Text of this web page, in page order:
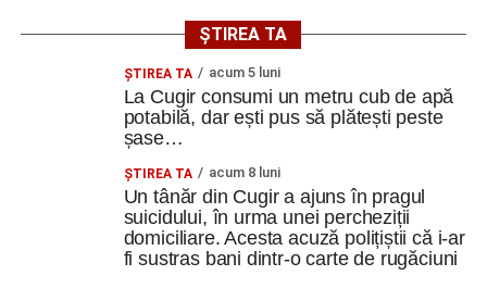
preferată pe Google
Ultimele știri din Cugir
Cum și-a construit un informatician din Cugir propria
mașină solară. Vehiculul a ajuns și la o expoziție din
Trei profesori ai Colegiului Național „David Prodan”
Cugir și-au perfecționat competențele prin
ȘTIREA TA
ȘTIREA TA acum 5 luni
La Cugir consumi un metru cub de apă
potabilă, dar ești pus să plătești peste
șase…
ȘTIREA TA acum 8 luni
Un tânăr din Cugir a ajuns în pragul
suicidului, în urma unei percheziții
domiciliare. Acesta acuză polițiștii că i-ar
fi sustras bani dintr-o carte de rugăciuni